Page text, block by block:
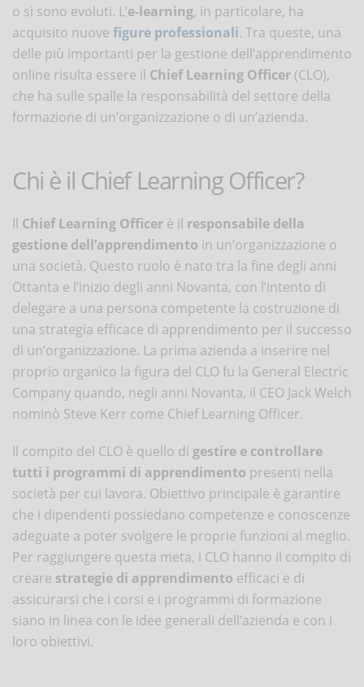
o si sono evoluti. L’e-learning, in particolare, ha
acquisito nuove figure professionali. Tra queste, una
delle più importanti per la gestione dell’apprendimento
online risulta essere il Chief Learning Officer (CLO),
che ha sulle spalle la responsabilità del settore della
formazione di un’organizzazione o di un’azienda.
Chi è il Chief Learning Officer?
Il Chief Learning Officer è il responsabile della
gestione dell’apprendimento in un’organizzazione o
una società. Questo ruolo è nato tra la fine degli anni
Ottanta e l’inizio degli anni Novanta, con l’intento di
delegare a una persona competente la costruzione di
una strategia efficace di apprendimento per il successo
di un’organizzazione. La prima azienda a inserire nel
proprio organico la figura del CLO fu la General Electric
Company quando, negli anni Novanta, il CEO Jack Welch
nominò Steve Kerr come Chief Learning Officer.
Il compito del CLO è quello di gestire e controllare
tutti i programmi di apprendimento presenti nella
società per cui lavora. Obiettivo principale è garantire
che i dipendenti possiedano competenze e conoscenze
adeguate a poter svolgere le proprie funzioni al meglio.
Per raggiungere questa meta, i CLO hanno il compito di
creare strategie di apprendimento efficaci e di
assicurarsi che i corsi e i programmi di formazione
siano in linea con le idee generali dell’azienda e con i
loro obiettivi.